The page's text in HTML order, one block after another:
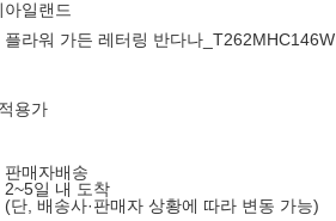
일랜드
라워 가든 레터링 반다나_T262MHC146W
용가
판매자배송
2~5일 내 도착
(단, 배송사·판매자 상황에 따라 변동 가능)